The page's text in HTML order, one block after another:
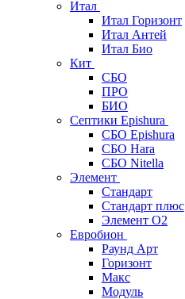
Итал
Итал Горизонт
Итал Антей
Итал Био
Кит
СБО
ПРО
БИО
Септики Epishura
СБО Epishura
СБО Hara
СБО Nitella
Элемент
Стандарт
Стандарт плюс
Элемент О2
Евробион
Раунд Арт
Горизонт
Макс
Модуль